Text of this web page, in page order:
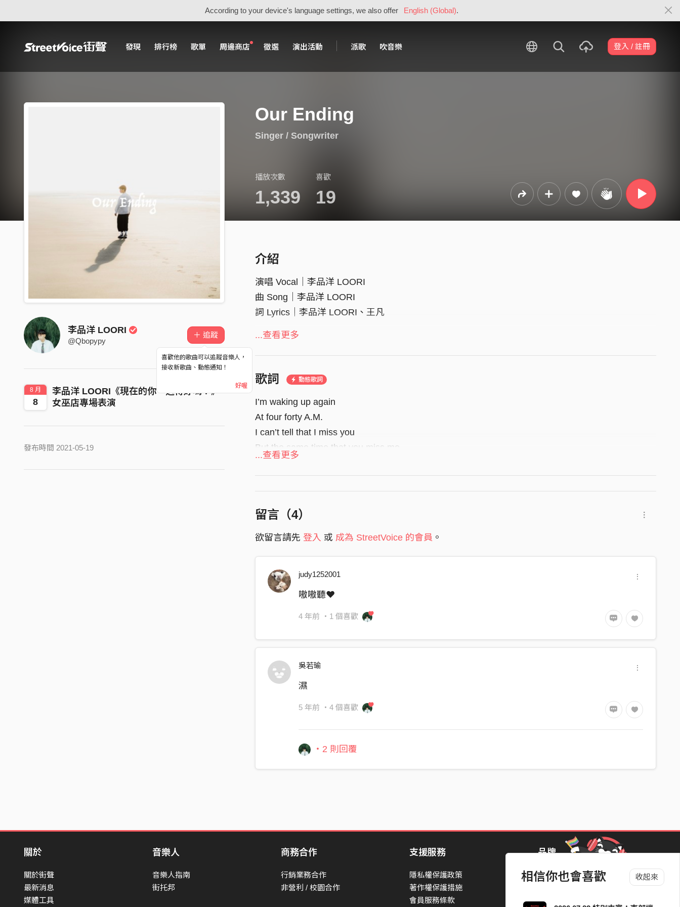
According to your device's language settings, we also offer English (Global).
發現 排行榜 歌單 周邊商店 徵選 演出活動 派歌 吹音樂 登入 / 註冊
相信你也會喜歡 收起來
Our Ending
Singer / Songwriter
播放次數
1,339
喜歡
19
李品洋 LOORI
@Qbopypy
＋ 追蹤
喜歡他的歌曲可以追蹤音樂人，
接收新歌曲、動態通知！
好喔
8 月
8
李品洋 LOORI《現在的你，過得好嗎？》
女巫店專場表演
發布時間 2021-05-19
介紹
演唱 Vocal｜李品洋 LOORI
曲 Song｜李品洋 LOORI
詞 Lyrics｜李品洋 LOORI、王凡
編曲 Arranger｜管倫忠
和聲編寫 Harmony Arranger｜管倫忠
圖像製作 Photography｜姚宇聲、江曼寧、米米
...查看更多
歌詞 動態歌詞
I’m waking up again
At four forty A.M.
I can’t tell that I miss you
But the same time that you miss me
So If I’m leaving now
Will you still remember?
Or you’ll just let me down?
Text you with my tears
You didn’t give a reason
Why you left and let me be here alone
‘Cause I knew in every ending
There is a new beginning
Will you still remember?
Or you’ll just let me down?
Or you’ll just let me down?
In this ending
I’m crying and you’re leaving
...查看更多
留言（4）
欲留言請先 登入 或 成為 StreetVoice 的會員 。
judy1252001
嗷嗷聽❤️
4 年前 ・1 個喜歡
吳若瑜
濕
5 年前 ・4 個喜歡
・2 則回覆
關於
關於街聲
最新消息
媒體工具
音樂人
音樂人指南
街托邦
商務合作
行銷業務合作
非營利 / 校園合作
支援服務
隱私權保護政策
著作權保護措施
會員服務條款
品牌
StreetVoice Awards 街聲音樂獎
Blow 吹音樂